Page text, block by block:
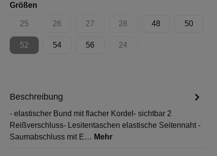
Größen
25
(Diese Option ist zurzeit nicht verfügbar.)
26
(Diese Option ist zurzeit nicht verfügbar.)
27
(Diese Option ist zurzeit nicht verfügbar.)
28
(Diese Option ist zurzeit nicht
48 50
52
(Diese Option ist zurzeit nicht verfügbar.)
54 56 24
(Diese Option ist zurzeit nicht
Beschreibung
- elastischer Bund mit flacher Kordel- sichtbar 2
Reißverschluss- Lesitentaschen elastische Seitennaht -
Saumabschluss mit E… Mehr